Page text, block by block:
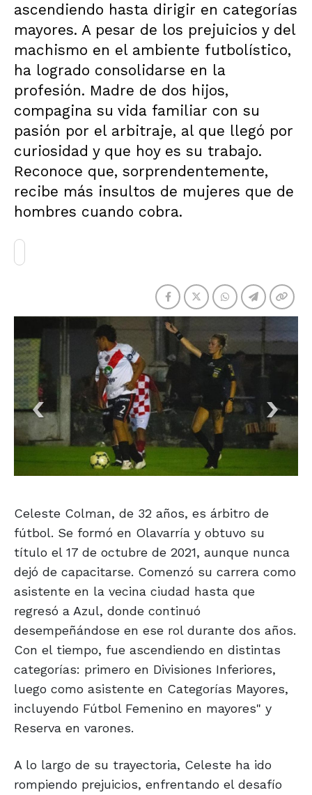
ascendiendo hasta dirigir en categorías
mayores. A pesar de los prejuicios y del
machismo en el ambiente futbolístico,
ha logrado consolidarse en la
profesión. Madre de dos hijos,
compagina su vida familiar con su
pasión por el arbitraje, al que llegó por
curiosidad y que hoy es su trabajo.
Reconoce que, sorprendentemente,
recibe más insultos de mujeres que de
hombres cuando cobra.
Celeste Colman, de 32 años, es árbitro de
fútbol. Se formó en Olavarría y obtuvo su
título el 17 de octubre de 2021, aunque nunca
dejó de capacitarse. Comenzó su carrera como
asistente en la vecina ciudad hasta que
regresó a Azul, donde continuó
desempeñándose en ese rol durante dos años.
Con el tiempo, fue ascendiendo en distintas
categorías: primero en Divisiones Inferiores,
luego como asistente en Categorías Mayores,
incluyendo Fútbol Femenino en mayores" y
Reserva en varones.
A lo largo de su trayectoria, Celeste ha ido
rompiendo prejuicios, enfrentando el desafío